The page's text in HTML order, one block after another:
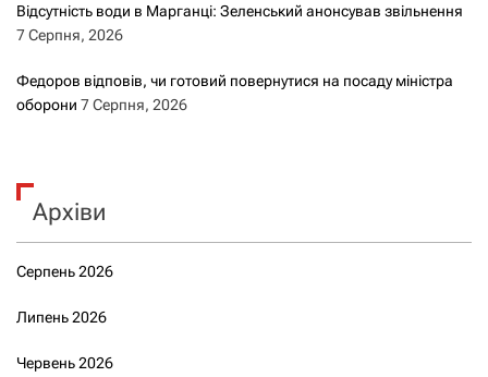
Відсутність води в Марганці: Зеленський анонсував звільнення
7 Серпня, 2026
Федоров відповів, чи готовий повернутися на посаду міністра
оборони 7 Серпня, 2026
Архіви
Серпень 2026
Липень 2026
Червень 2026